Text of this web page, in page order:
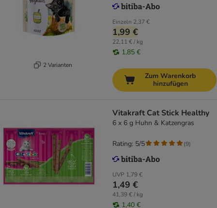
2 Varianten
Einzeln 2,37 €
1,99 €
22,11 € / kg
1,85 €
Zum Warenkorb
hinzufügen
Vitakraft Cat Stick Healthy
6 x 6 g Huhn & Katzengras
UVP 1,79 €
1,49 €
41,39 € / kg
1,40 €
Rating: 5/5 (9)